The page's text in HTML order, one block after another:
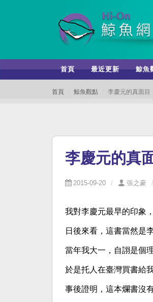
首頁 最近更新 鯨魚
首頁 鯨魚觀點 李慶元的真面目
李慶元的真
2015-09-20 張之豪
我對李慶元最早的印象
日後來看，這書當然是
當年我大一，自詡是個
於是托人在臺灣買書給
事後證明，這本爛書沒